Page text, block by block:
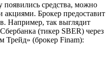
появились средства, можно
акциями. Брокер предоставит
Например, так выглядит
(тикер SBER) через
(брокер Finam):